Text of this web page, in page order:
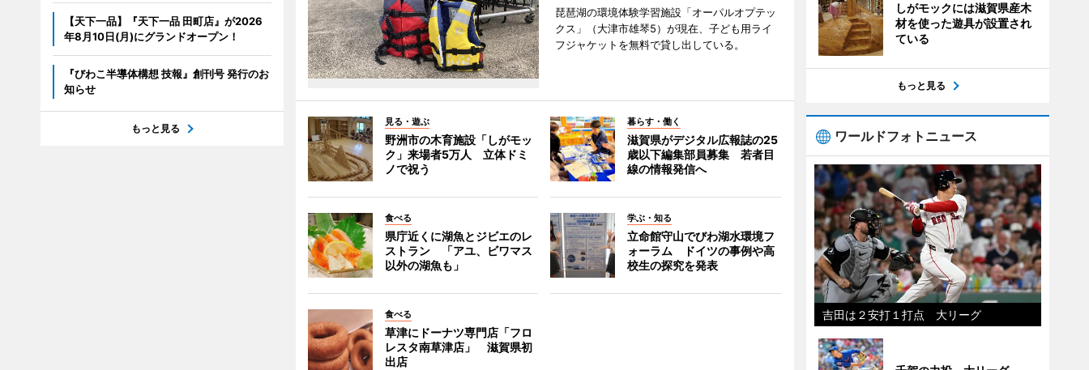
琵琶湖の環境体験学習施設「オーパルオプテッ
クス」（大津市雄琴5）が現在、子ども用ライ
フジャケットを無料で貸し出している。
見る・遊ぶ
野洲市の木育施設「しがモッ
ク」来場者5万人 立体ドミ
ノで祝う
暮らす・働く
滋賀県がデジタル広報誌の25
歳以下編集部員募集 若者目
線の情報発信へ
食べる
県庁近くに湖魚とジビエのレ
ストラン 「アユ、ビワマス
以外の湖魚も」
学ぶ・知る
立命館守山でびわ湖水環境フ
ォーラム ドイツの事例や高
校生の探究を発表
食べる
草津にドーナツ専門店「フロ
レスタ南草津店」 滋賀県初
出店
【天下一品】『天下一品 田町店』が2026
年8月10日(月)にグランドオープン！
『びわこ半導体構想 技報』創刊号 発行のお
知らせ
もっと見る
しがモックには滋賀県産木
材を使った遊具が設置され
ている
もっと見る
ワールドフォトニュース
吉田は２安打１打点 大リーグ